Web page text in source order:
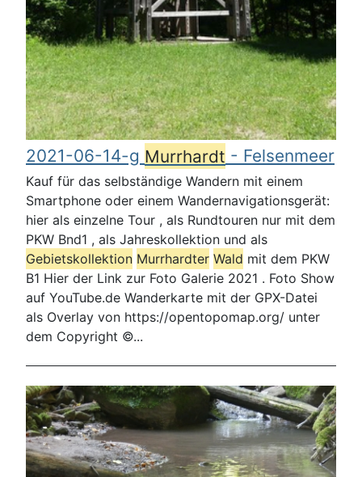
2021-06-14-g Murrhardt - Felsenmeer
Kauf für das selbständige Wandern mit einem
Smartphone oder einem Wandernavigationsgerät:
hier als einzelne Tour , als Rundtouren nur mit dem
PKW Bnd1 , als Jahreskollektion und als
Gebietskollektion Murrhardter Wald mit dem PKW
B1 Hier der Link zur Foto Galerie 2021 . Foto Show
auf YouTube.de Wanderkarte mit der GPX-Datei
als Overlay von https://opentopomap.org/ unter
dem Copyright ©...